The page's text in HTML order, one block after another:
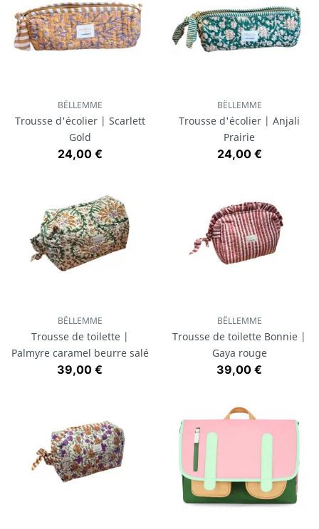
BËLLEMME
Trousse d'écolier | Scarlett
Gold
Prix
24,00 €
BËLLEMME
Trousse d'écolier | Anjali
Prairie
Prix
24,00 €
BËLLEMME
Trousse de toilette |
Palmyre caramel beurre salé
Prix
39,00 €
BËLLEMME
Trousse de toilette Bonnie |
Gaya rouge
Prix
39,00 €